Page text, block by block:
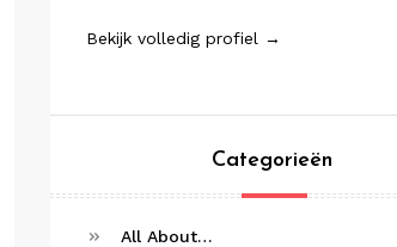
Bekijk volledig profiel →
Categorieën
All About…